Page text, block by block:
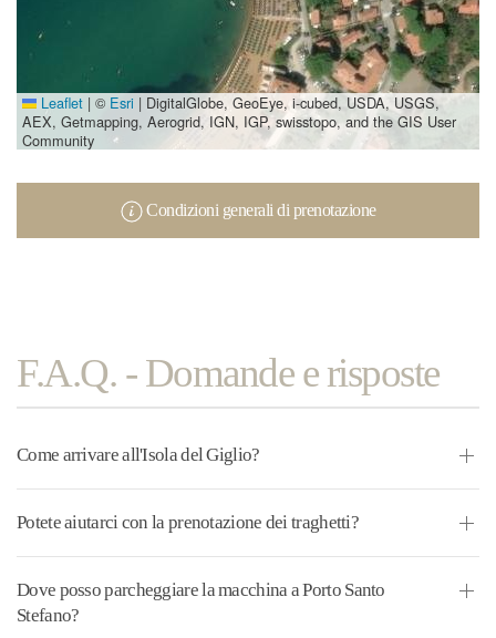
Leaflet | © Esri | DigitalGlobe, GeoEye, i-cubed, USDA, USGS,
AEX, Getmapping, Aerogrid, IGN, IGP, swisstopo, and the GIS User
Community
Condizioni generali di prenotazione
F.A.Q. - Domande e risposte
Come arrivare all'Isola del Giglio?
Potete aiutarci con la prenotazione dei traghetti?
Dove posso parcheggiare la macchina a Porto Santo
Stefano?